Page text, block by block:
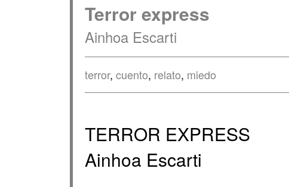
Terror express
Ainhoa Escarti
terror, cuento, relato, miedo
TERROR EXPRESS
Ainhoa Escarti